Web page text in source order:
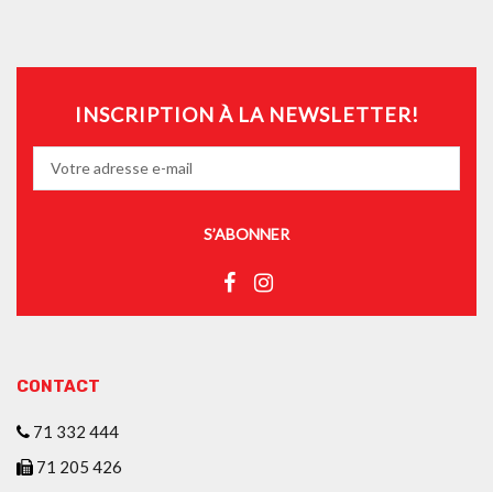
INSCRIPTION À LA NEWSLETTER!
S’ABONNER
CONTACT
71 332 444
71 205 426